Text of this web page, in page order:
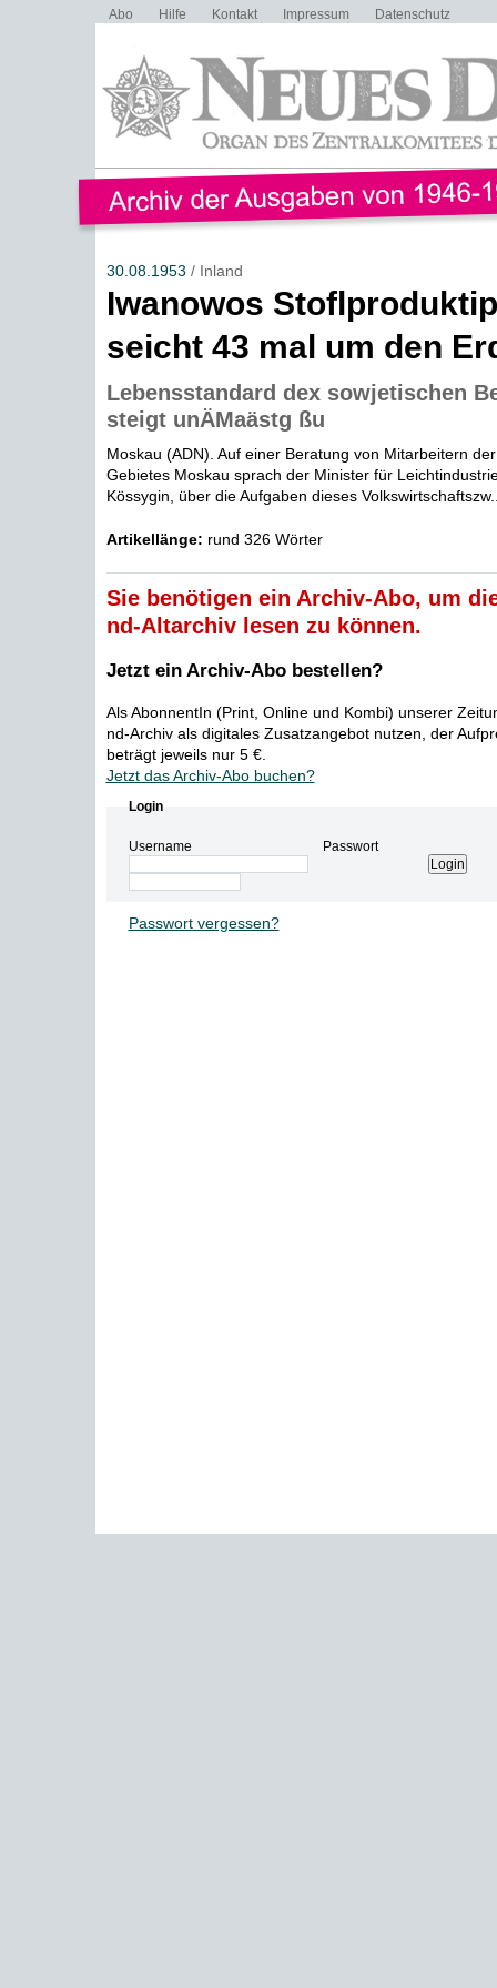
Abo Hilfe Kontakt Impressum Datenschutz
30.08.1953 / Inland
Iwanowos
seicht 43 mal um den
Lebensstandard dex sowjetischen
steigt unÄMaästg ßu
Moskau (ADN). Auf einer Beratung von Mitarbeitern
Gebietes Moskau sprach der Minister für
Kössygin, über die Aufgaben dieses
Artikellänge: rund 326 Wörter
Sie benötigen ein Archiv-Abo, um
nd-Altarchiv lesen zu können.
Jetzt ein Archiv-Abo bestellen?
Als AbonnentIn (Print, Online und Kombi) unserer
nd-Archiv als digitales Zusatzangebot nutzen, der
beträgt jeweils nur 5 €.
Jetzt das Archiv-Abo buchen?
Login
Username Passwort
Passwort vergessen?